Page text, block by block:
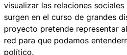
visualizar las relaciones
surgen en el curso de grandes
proyecto pretende representar
red para que podamos
político.